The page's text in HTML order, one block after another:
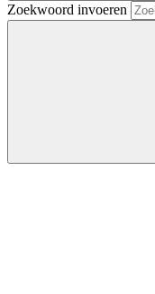
Zoekwoord invoeren